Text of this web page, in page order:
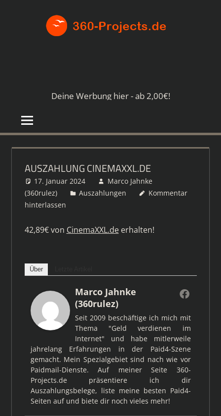
Deine Werbung hier - ab 2,00€!
AUSZAHLUNG CINEMAXXL.DE
17. Januar 2024
Marco Jahnke
(360rulez)
Auszahlungen
Kommentar
hinterlassen
42,89€ von CinemaXXL.deerhalten!
Über
Marco Jahnke
(360rulez)
Seit 2009 beschäftige ich mich mit
Thema "Geld verdienen im
Internet" und habe mitlerweile
jahrelang Erfahrungen in der Paid4-Szene
gemacht. Mein Spezialgebiet sind nach wie vor
Paidmail-Dienste. Auf meiner Seite 360-
Projects.de präsentiere ich dir
Auszahlungsbelege, liste meine besten Paid4-
Seiten auf und biete dir noch vieles mehr!